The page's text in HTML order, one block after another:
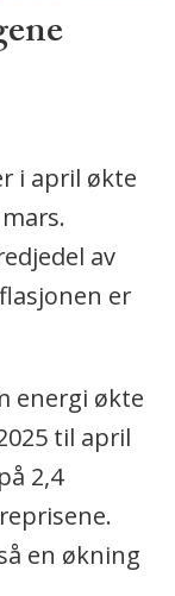
i april økte
av
er
energi økte
til april
2,4
en økning